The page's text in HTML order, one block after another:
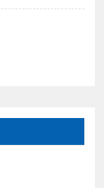
사진과 다를